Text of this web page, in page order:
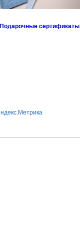
Подарочные сертификаты